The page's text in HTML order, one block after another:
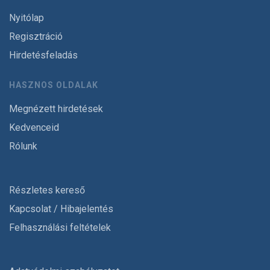
Nyitólap
Regisztráció
Hirdetésfeladás
HASZNOS OLDALAK
Megnézett hirdetések
Kedvenceid
Rólunk
Részletes kereső
Kapcsolat / Hibajelentés
Felhasználási feltételek